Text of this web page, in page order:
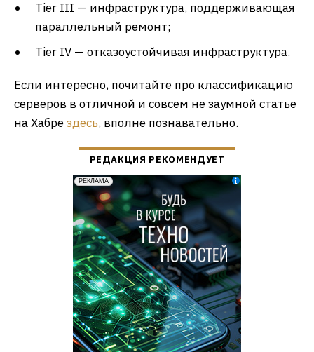
Tier III — инфраструктура, поддерживающая
параллельный ремонт;
Tier IV — отказоустойчивая инфраструктура.
Если интересно, почитайте про классификацию
серверов в отличной и совсем не заумной статье
на Хабрездесь, вполне познавательно.